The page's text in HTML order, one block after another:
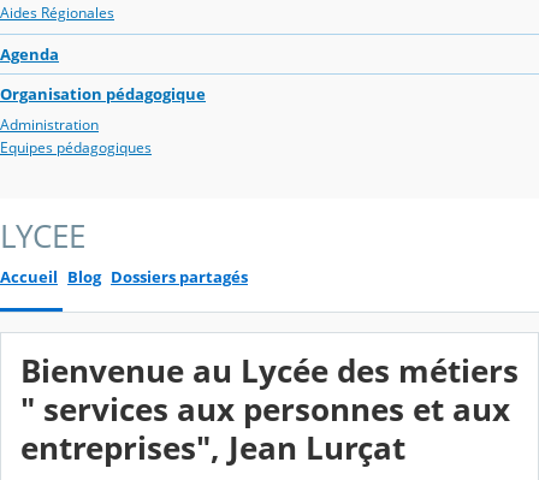
Aides Régionales
Agenda
Organisation pédagogique
Administration
Equipes pédagogiques
LYCEE
Accueil Blog Dossiers partagés
Bienvenue au Lycée des métiers
" services aux personnes et aux
entreprises", Jean Lurçat